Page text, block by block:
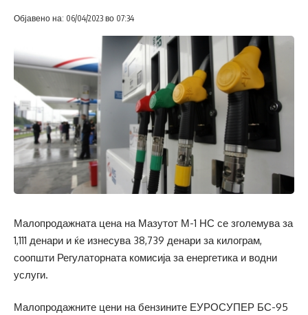
Објавено на: 06/04/2023 во 07:34
Малопродажната цена на Мазутот М-1 НС се зголемува за
1,111 денари и ќе изнесува 38,739 денари за килограм,
соопшти Регулаторната комисија за енергетика и водни
услуги.
Малопродажните цени на бензините ЕУРОСУПЕР БС-95